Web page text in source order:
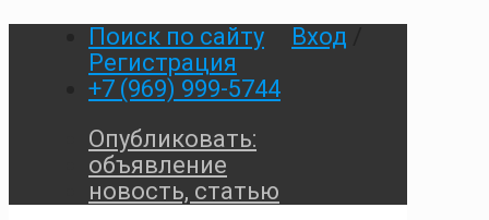
Поиск по сайту Вход
Регистрация
+7 (969) 999-5744
Опубликовать:
объявление
новость, статью